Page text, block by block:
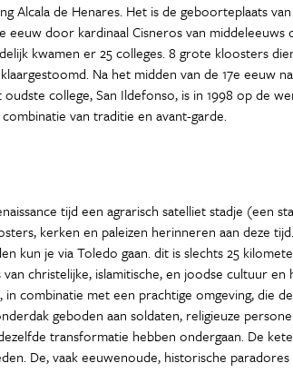
de Henares. Het is de geboorteplaats
door kardinaal Cisneros van
kwamen er 25 colleges. 8 grote kloosters
Na het midden van de 17e eeuw
college, San Ildefonso, is in 1998 op de
van traditie en avant-garde.
tijd een agrarisch satelliet stadje (een
kerken en paleizen herinneren aan deze
kun je via Toledo gaan. dit is slechts 25
christelijke, islamitische, en joodse cultuur
combinatie met een prachtige omgeving, die
geboden aan soldaten, religieuze
transformatie hebben ondergaan. De
De, vaak eeuwenoude, historische